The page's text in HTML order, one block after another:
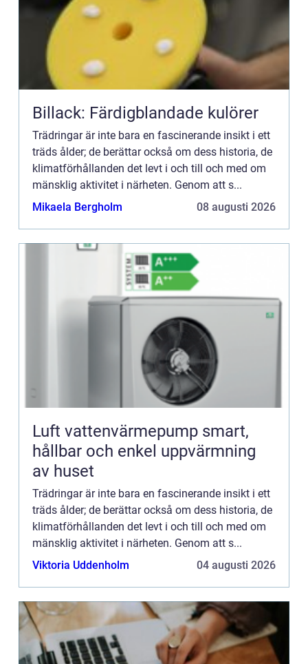
Billack: Färdigblandade kulörer
Trädringar är inte bara en fascinerande insikt i ett
träds ålder; de berättar också om dess historia, de
klimatförhållanden det levt i och till och med om
mänsklig aktivitet i närheten. Genom att s...
Mikaela Bergholm
08 augusti 2026
Luft vattenvärmepump smart,
hållbar och enkel uppvärmning
av huset
Trädringar är inte bara en fascinerande insikt i ett
träds ålder; de berättar också om dess historia, de
klimatförhållanden det levt i och till och med om
mänsklig aktivitet i närheten. Genom att s...
Viktoria Uddenholm
04 augusti 2026